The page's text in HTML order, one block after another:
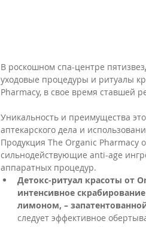
В роскошном спа-центре
уходовые процедуры и ритуалы
Pharmacy, в свое время ставшей
Уникальность и преимущества
аптекарского дела и
Продукция The Organic Pharmacy
сильнодействующие anti-age
аппаратных процедур.
Детокс-ритуал красоты от
интенсивное
лимоном, –
следует эффективное